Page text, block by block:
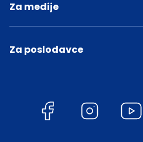
Za medije
Za poslodavce